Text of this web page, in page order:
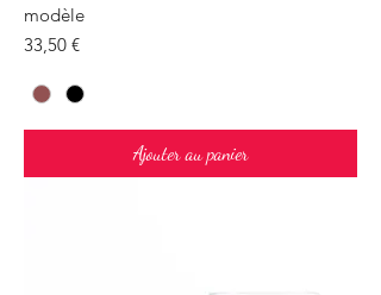
modèle
Prix
33,50 €
Ajouter au panier